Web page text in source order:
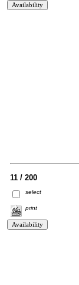
11 / 200
select
print